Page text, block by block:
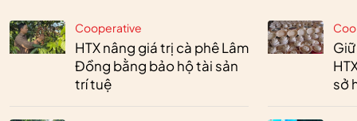
Cooperative
HTX nâng giá trị cà phê Lâm
Đồng bằng bảo hộ tài sản
trí tuệ
sở